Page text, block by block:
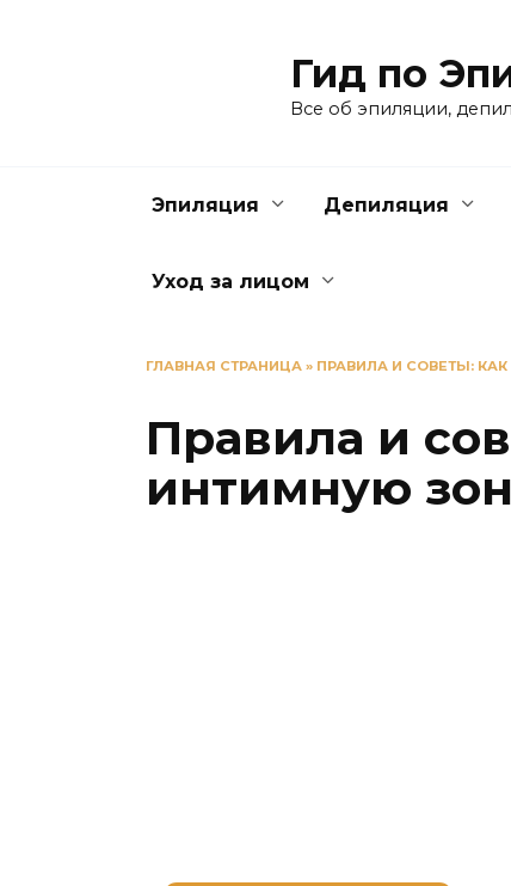
Гид по
Все об эпиляции,
Эпиляция Депиляция
Уход за лицом
ГЛАВНАЯ СТРАНИЦА » ПРАВИЛА И СОВЕТЫ:
Правила и
интимную